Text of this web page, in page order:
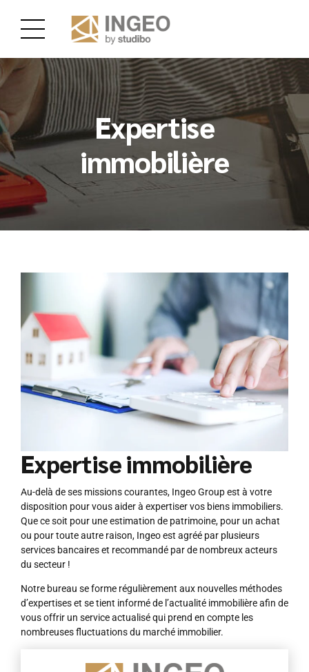
Expertise
immobilière
Expertise immobilière
Au-delà de ses missions courantes, Ingeo Group est à votre
disposition pour vous aider à expertiser vos biens immobiliers.
Que ce soit pour une estimation de patrimoine, pour un achat
ou pour toute autre raison, Ingeo est agréé par plusieurs
services bancaires et recommandé par de nombreux acteurs
du secteur !
Notre bureau se forme régulièrement aux nouvelles méthodes
d’expertises et se tient informé de l’actualité immobilière afin de
vous offrir un service actualisé qui prend en compte les
nombreuses fluctuations du marché immobilier.